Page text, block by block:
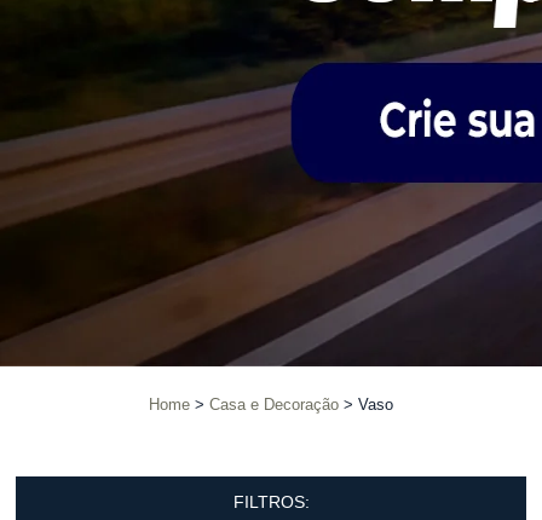
Home Casa e Decoração Vaso
FILTROS: